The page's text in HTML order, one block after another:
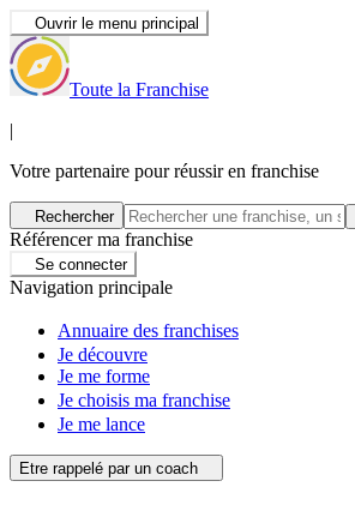
Ouvrir le menu principal
Toute la Franchise
|
Votre partenaire pour réussir en franchise
Rechercher
Référencer ma franchise
Se connecter
Navigation principale
Annuaire des franchises
Je découvre
Je me forme
Je choisis ma franchise
Je me lance
Etre rappelé par un coach